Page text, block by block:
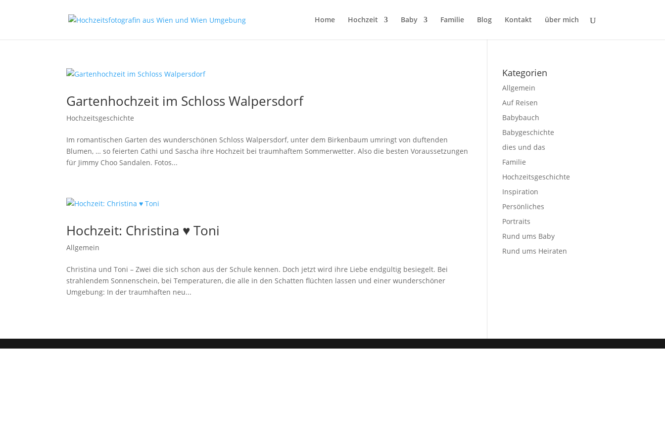
Home Hochzeit Baby Familie Blog Kontakt über mich
Gartenhochzeit im Schloss Walpersdorf
Hochzeitsgeschichte
Im romantischen Garten des wunderschönen Schloss Walpersdorf, unter dem Birkenbaum umringt von duftenden
Blumen, … so feierten Cathi und Sascha ihre Hochzeit bei traumhaftem Sommerwetter. Also die besten Voraussetzungen
für Jimmy Choo Sandalen. Fotos...
Hochzeit: Christina ♥ Toni
Allgemein
Christina und Toni – Zwei die sich schon aus der Schule kennen. Doch jetzt wird ihre Liebe endgültig besiegelt. Bei
strahlendem Sonnenschein, bei Temperaturen, die alle in den Schatten flüchten lassen und einer wunderschöner
Umgebung: In der traumhaften neu...
Kategorien
Allgemein
Auf Reisen
Babybauch
Babygeschichte
dies und das
Familie
Hochzeitsgeschichte
Inspiration
Persönliches
Portraits
Rund ums Baby
Rund ums Heiraten